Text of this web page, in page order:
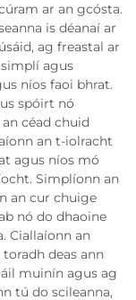
ar an gcósta.
is déanaí ar
ag freastal ar
agus
níos faoi bhrat.
spóirt nó
céad chuid
an t-iolracht
agus níos mó
Simplíonn an
an cur chuige
nó do dhaoine
Ciallaíonn an
deas ann
muinín agus ag
tú do scileanna,